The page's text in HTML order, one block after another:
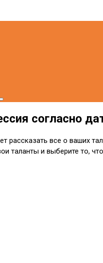
согласно
рассказать все о ваших
таланты и выберите то,